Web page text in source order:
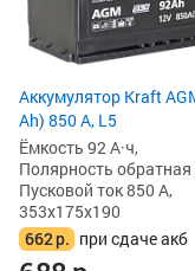
Аккумулятор Kraft
Ah) 850 А, L5
Ёмкость 92 А·ч,
Полярность обратная
Пусковой ток 850 А,
353x175x190
662р. при сдаче акб